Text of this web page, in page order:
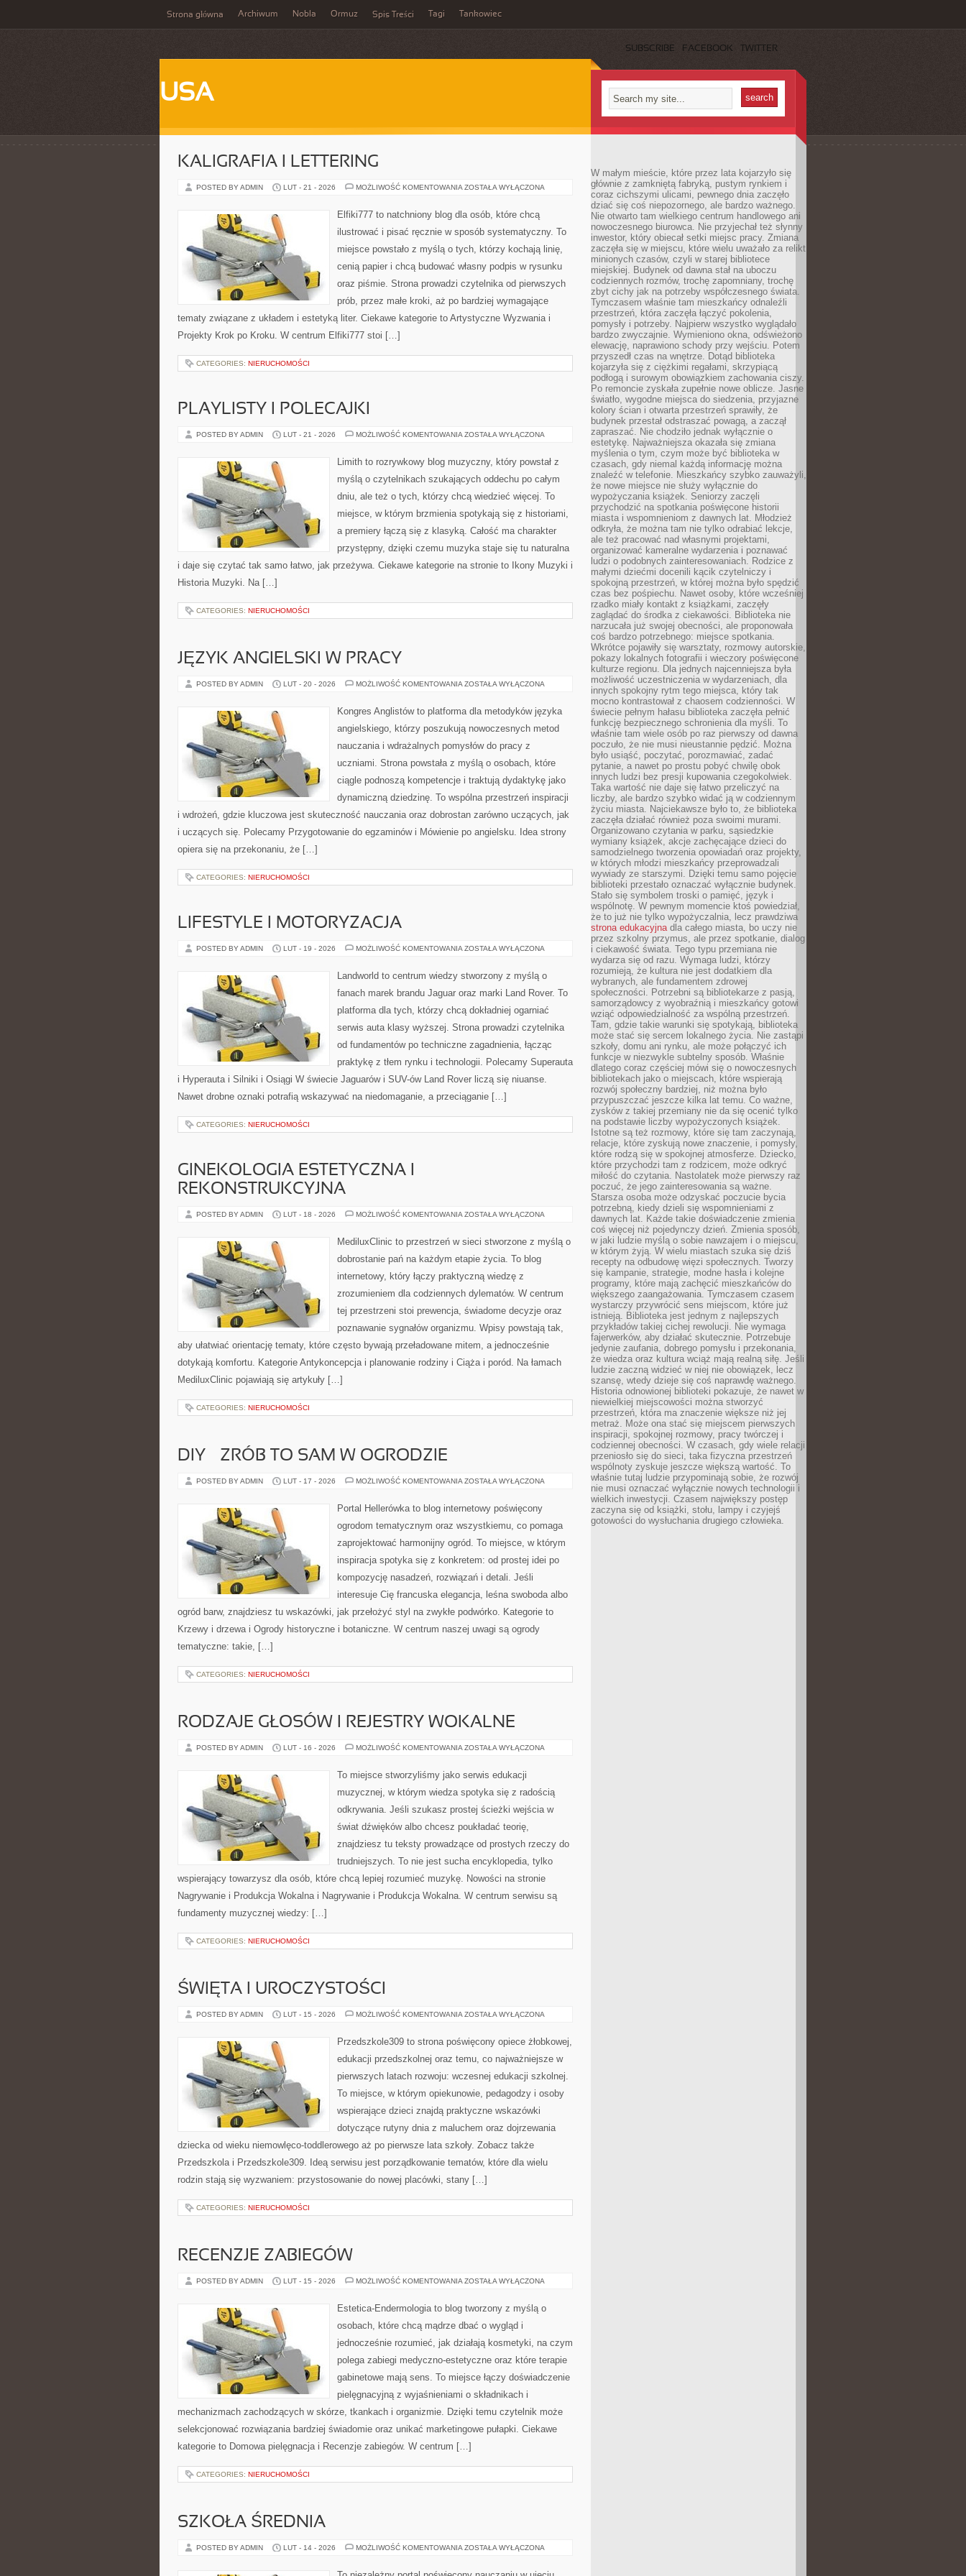
Strona główna Archiwum Nobla Ormuz Spis Treści Tagi Tankowiec
SUBSCRIBE FACEBOOK TWITTER
USA
KALIGRAFIA I LETTERING
POSTED BY ADMIN LUT - 21 - 2026 MOŻLIWOŚĆ KOMENTOWANIA KALIGRAFIA
ZOSTAŁA WYŁĄCZONA
Elfiki777 to natchniony blog dla osób, które chcą
ilustrować i pisać ręcznie w sposób systematyczny. To
miejsce powstało z myślą o tych, którzy kochają linię,
cenią papier i chcą budować własny podpis w rysunku
oraz piśmie. Strona prowadzi czytelnika od pierwszych
prób, przez małe kroki, aż po bardziej wymagające
tematy związane z układem i estetyką liter. Ciekawe kategorie to Artystyczne Wyzwania i
Projekty Krok po Kroku. W centrum Elfiki777 stoi […]
CATEGORIES: NIERUCHOMOŚCI
PLAYLISTY I POLECAJKI
POSTED BY ADMIN LUT - 21 - 2026 MOŻLIWOŚĆ KOMENTOWANIA PLAYLISTY
ZOSTAŁA WYŁĄCZONA
Limith to rozrywkowy blog muzyczny, który powstał z
myślą o czytelnikach szukających oddechu po całym
dniu, ale też o tych, którzy chcą wiedzieć więcej. To
miejsce, w którym brzmienia spotykają się z historiami,
a premiery łączą się z klasyką. Całość ma charakter
przystępny, dzięki czemu muzyka staje się tu naturalna
i daje się czytać tak samo łatwo, jak przeżywa. Ciekawe kategorie na stronie to Ikony Muzyki i
Historia Muzyki. Na […]
CATEGORIES: NIERUCHOMOŚCI
JĘZYK ANGIELSKI W PRACY
POSTED BY ADMIN LUT - 20 - 2026 MOŻLIWOŚĆ KOMENTOWANIA JĘZYK
PRACY
ZOSTAŁA WYŁĄCZONA
Kongres Anglistów to platforma dla metodyków języka
angielskiego, którzy poszukują nowoczesnych metod
nauczania i wdrażalnych pomysłów do pracy z
uczniami. Strona powstała z myślą o osobach, które
ciągle podnoszą kompetencje i traktują dydaktykę jako
dynamiczną dziedzinę. To wspólna przestrzeń inspiracji
i wdrożeń, gdzie kluczowa jest skuteczność nauczania oraz dobrostan zarówno uczących, jak
i uczących się. Polecamy Przygotowanie do egzaminów i Mówienie po angielsku. Idea strony
opiera się na przekonaniu, że […]
CATEGORIES: NIERUCHOMOŚCI
LIFESTYLE I MOTORYZACJA
POSTED BY ADMIN LUT - 19 - 2026 MOŻLIWOŚĆ KOMENTOWANIA LIFESTYLE
ZOSTAŁA WYŁĄCZONA
Landworld to centrum wiedzy stworzony z myślą o
fanach marek brandu Jaguar oraz marki Land Rover. To
platforma dla tych, którzy chcą dokładniej ogarniać
serwis auta klasy wyższej. Strona prowadzi czytelnika
od fundamentów po techniczne zagadnienia, łącząc
praktykę z tłem rynku i technologii. Polecamy Superauta
i Hyperauta i Silniki i Osiągi W świecie Jaguarów i SUV-ów Land Rover liczą się niuanse.
Nawet drobne oznaki potrafią wskazywać na niedomaganie, a przeciąganie […]
CATEGORIES: NIERUCHOMOŚCI
GINEKOLOGIA ESTETYCZNA I
REKONSTRUKCYJNA
POSTED BY ADMIN LUT - 18 - 2026 MOŻLIWOŚĆ KOMENTOWANIA GINEKOLOGIA
REKONSTRUKCYJNA
ZOSTAŁA WYŁĄCZONA
MediluxClinic to przestrzeń w sieci stworzone z myślą o
dobrostanie pań na każdym etapie życia. To blog
internetowy, który łączy praktyczną wiedzę z
zrozumieniem dla codziennych dylematów. W centrum
tej przestrzeni stoi prewencja, świadome decyzje oraz
poznawanie sygnałów organizmu. Wpisy powstają tak,
aby ułatwiać orientację tematy, które często bywają przeładowane mitem, a jednocześnie
dotykają komfortu. Kategorie Antykoncepcja i planowanie rodziny i Ciąża i poród. Na łamach
MediluxClinic pojawiają się artykuły […]
CATEGORIES: NIERUCHOMOŚCI
DIY – ZRÓB TO SAM W OGRODZIE
POSTED BY ADMIN LUT - 17 - 2026 MOŻLIWOŚĆ KOMENTOWANIA DIY
TO
SAM
OGRODZIE
ZOSTAŁA WYŁĄCZONA
Portal Hellerówka to blog internetowy poświęcony
ogrodom tematycznym oraz wszystkiemu, co pomaga
zaprojektować harmonijny ogród. To miejsce, w którym
inspiracja spotyka się z konkretem: od prostej idei po
kompozycję nasadzeń, rozwiązań i detali. Jeśli
interesuje Cię francuska elegancja, leśna swoboda albo
ogród barw, znajdziesz tu wskazówki, jak przełożyć styl na zwykłe podwórko. Kategorie to
Krzewy i drzewa i Ogrody historyczne i botaniczne. W centrum naszej uwagi są ogrody
tematyczne: takie, […]
CATEGORIES: NIERUCHOMOŚCI
RODZAJE GŁOSÓW I REJESTRY WOKALNE
POSTED BY ADMIN LUT - 16 - 2026 MOŻLIWOŚĆ KOMENTOWANIA RODZAJE
REJESTRY
WOKALNE
ZOSTAŁA WYŁĄCZONA
To miejsce stworzyliśmy jako serwis edukacji
muzycznej, w którym wiedza spotyka się z radością
odkrywania. Jeśli szukasz prostej ścieżki wejścia w
świat dźwięków albo chcesz poukładać teorię,
znajdziesz tu teksty prowadzące od prostych rzeczy do
trudniejszych. To nie jest sucha encyklopedia, tylko
wspierający towarzysz dla osób, które chcą lepiej rozumieć muzykę. Nowości na stronie
Nagrywanie i Produkcja Wokalna i Nagrywanie i Produkcja Wokalna. W centrum serwisu są
fundamenty muzycznej wiedzy: […]
CATEGORIES: NIERUCHOMOŚCI
ŚWIĘTA I UROCZYSTOŚCI
POSTED BY ADMIN LUT - 15 - 2026 MOŻLIWOŚĆ KOMENTOWANIA ŚWIĘTA
ZOSTAŁA WYŁĄCZONA
Przedszkole309 to strona poświęcony opiece żłobkowej,
edukacji przedszkolnej oraz temu, co najważniejsze w
pierwszych latach rozwoju: wczesnej edukacji szkolnej.
To miejsce, w którym opiekunowie, pedagodzy i osoby
wspierające dzieci znajdą praktyczne wskazówki
dotyczące rutyny dnia z maluchem oraz dojrzewania
dziecka od wieku niemowlęco-toddlerowego aż po pierwsze lata szkoły. Zobacz także
Przedszkola i Przedszkole309. Ideą serwisu jest porządkowanie tematów, które dla wielu
rodzin stają się wyzwaniem: przystosowanie do nowej placówki, stany […]
CATEGORIES: NIERUCHOMOŚCI
RECENZJE ZABIEGÓW
POSTED BY ADMIN LUT - 15 - 2026 MOŻLIWOŚĆ KOMENTOWANIA RECENZJE
ZOSTAŁA WYŁĄCZONA
Estetica-Endermologia to blog tworzony z myślą o
osobach, które chcą mądrze dbać o wygląd i
jednocześnie rozumieć, jak działają kosmetyki, na czym
polega zabiegi medyczno-estetyczne oraz które terapie
gabinetowe mają sens. To miejsce łączy doświadczenie
pielęgnacyjną z wyjaśnieniami o składnikach i
mechanizmach zachodzących w skórze, tkankach i organizmie. Dzięki temu czytelnik może
selekcjonować rozwiązania bardziej świadomie oraz unikać marketingowe pułapki. Ciekawe
kategorie to Domowa pielęgnacja i Recenzje zabiegów. W centrum […]
CATEGORIES: NIERUCHOMOŚCI
SZKOŁA ŚREDNIA
POSTED BY ADMIN LUT - 14 - 2026 MOŻLIWOŚĆ KOMENTOWANIA SZKOŁA
ZOSTAŁA WYŁĄCZONA
W małym mieście, które przez lata kojarzyło się
głównie z zamkniętą fabryką, pustym rynkiem i
coraz cichszymi ulicami, pewnego dnia zaczęło
dziać się coś niepozornego, ale bardzo ważnego.
Nie otwarto tam wielkiego centrum handlowego ani
nowoczesnego biurowca. Nie przyjechał też słynny
inwestor, który obiecał setki miejsc pracy. Zmiana
zaczęła się w miejscu, które wielu uważało za relikt
minionych czasów, czyli w starej bibliotece
miejskiej. Budynek od dawna stał na uboczu
codziennych rozmów, trochę zapomniany, trochę
zbyt cichy jak na potrzeby współczesnego świata.
Tymczasem właśnie tam mieszkańcy odnaleźli
przestrzeń, która zaczęła łączyć pokolenia,
pomysły i potrzeby. Najpierw wszystko wyglądało
bardzo zwyczajnie. Wymieniono okna, odświeżono
elewację, naprawiono schody przy wejściu. Potem
przyszedł czas na wnętrze. Dotąd biblioteka
kojarzyła się z ciężkimi regałami, skrzypiącą
podłogą i surowym obowiązkiem zachowania ciszy.
Po remoncie zyskała zupełnie nowe oblicze. Jasne
światło, wygodne miejsca do siedzenia, przyjazne
kolory ścian i otwarta przestrzeń sprawiły, że
budynek przestał odstraszać powagą, a zaczął
zapraszać. Nie chodziło jednak wyłącznie o
estetykę. Najważniejsza okazała się zmiana
myślenia o tym, czym może być biblioteka w
czasach, gdy niemal każdą informację można
znaleźć w telefonie. Mieszkańcy szybko zauważyli,
że nowe miejsce nie służy wyłącznie do
wypożyczania książek. Seniorzy zaczęli
przychodzić na spotkania poświęcone historii
miasta i wspomnieniom z dawnych lat. Młodzież
odkryła, że można tam nie tylko odrabiać lekcje,
ale też pracować nad własnymi projektami,
organizować kameralne wydarzenia i poznawać
ludzi o podobnych zainteresowaniach. Rodzice z
małymi dziećmi docenili kącik czytelniczy i
spokojną przestrzeń, w której można było spędzić
czas bez pośpiechu. Nawet osoby, które wcześniej
rzadko miały kontakt z książkami, zaczęły
zaglądać do środka z ciekawości. Biblioteka nie
narzucała już swojej obecności, ale proponowała
coś bardzo potrzebnego: miejsce spotkania.
Wkrótce pojawiły się warsztaty, rozmowy autorskie,
pokazy lokalnych fotografii i wieczory poświęcone
kulturze regionu. Dla jednych najcenniejsza była
możliwość uczestniczenia w wydarzeniach, dla
innych spokojny rytm tego miejsca, który tak
mocno kontrastował z chaosem codzienności. W
świecie pełnym hałasu biblioteka zaczęła pełnić
funkcję bezpiecznego schronienia dla myśli. To
właśnie tam wiele osób po raz pierwszy od dawna
poczuło, że nie musi nieustannie pędzić. Można
było usiąść, poczytać, porozmawiać, zadać
pytanie, a nawet po prostu pobyć chwilę obok
innych ludzi bez presji kupowania czegokolwiek.
Taka wartość nie daje się łatwo przeliczyć na
liczby, ale bardzo szybko widać ją w codziennym
życiu miasta. Najciekawsze było to, że biblioteka
zaczęła działać również poza swoimi murami.
Organizowano czytania w parku, sąsiedzkie
wymiany książek, akcje zachęcające dzieci do
samodzielnego tworzenia opowiadań oraz projekty,
w których młodzi mieszkańcy przeprowadzali
wywiady ze starszymi. Dzięki temu samo pojęcie
biblioteki przestało oznaczać wyłącznie budynek.
Stało się symbolem troski o pamięć, język i
wspólnotę. W pewnym momencie ktoś powiedział,
że to już nie tylko wypożyczalnia, lecz prawdziwa
strona edukacyjnadla całego miasta, bo uczy nie
przez szkolny przymus, ale przez spotkanie, dialog
i ciekawość świata. Tego typu przemiana nie
wydarza się od razu. Wymaga ludzi, którzy
rozumieją, że kultura nie jest dodatkiem dla
wybranych, ale fundamentem zdrowej
społeczności. Potrzebni są bibliotekarze z pasją,
samorządowcy z wyobraźnią i mieszkańcy gotowi
wziąć odpowiedzialność za wspólną przestrzeń.
Tam, gdzie takie warunki się spotykają, biblioteka
może stać się sercem lokalnego życia. Nie zastąpi
szkoły, domu ani rynku, ale może połączyć ich
funkcje w niezwykle subtelny sposób. Właśnie
dlatego coraz częściej mówi się o nowoczesnych
bibliotekach jako o miejscach, które wspierają
rozwój społeczny bardziej, niż można było
przypuszczać jeszcze kilka lat temu. Co ważne,
zysków z takiej przemiany nie da się ocenić tylko
na podstawie liczby wypożyczonych książek.
Istotne są też rozmowy, które się tam zaczynają,
relacje, które zyskują nowe znaczenie, i pomysły,
które rodzą się w spokojnej atmosferze. Dziecko,
które przychodzi tam z rodzicem, może odkryć
miłość do czytania. Nastolatek może pierwszy raz
poczuć, że jego zainteresowania są ważne.
Starsza osoba może odzyskać poczucie bycia
potrzebną, kiedy dzieli się wspomnieniami z
dawnych lat. Każde takie doświadczenie zmienia
coś więcej niż pojedynczy dzień. Zmienia sposób,
w jaki ludzie myślą o sobie nawzajem i o miejscu,
w którym żyją. W wielu miastach szuka się dziś
recepty na odbudowę więzi społecznych. Tworzy
się kampanie, strategie, modne hasła i kolejne
programy, które mają zachęcić mieszkańców do
większego zaangażowania. Tymczasem czasem
wystarczy przywrócić sens miejscom, które już
istnieją. Biblioteka jest jednym z najlepszych
przykładów takiej cichej rewolucji. Nie wymaga
fajerwerków, aby działać skutecznie. Potrzebuje
jedynie zaufania, dobrego pomysłu i przekonania,
że wiedza oraz kultura wciąż mają realną siłę. Jeśli
ludzie zaczną widzieć w niej nie obowiązek, lecz
szansę, wtedy dzieje się coś naprawdę ważnego.
Historia odnowionej biblioteki pokazuje, że nawet w
niewielkiej miejscowości można stworzyć
przestrzeń, która ma znaczenie większe niż jej
metraż. Może ona stać się miejscem pierwszych
inspiracji, spokojnej rozmowy, pracy twórczej i
codziennej obecności. W czasach, gdy wiele relacji
przeniosło się do sieci, taka fizyczna przestrzeń
wspólnoty zyskuje jeszcze większą wartość. To
właśnie tutaj ludzie przypominają sobie, że rozwój
nie musi oznaczać wyłącznie nowych technologii i
wielkich inwestycji. Czasem największy postęp
zaczyna się od książki, stołu, lampy i czyjejś
gotowości do wysłuchania drugiego człowieka.